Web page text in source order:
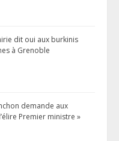
dit oui aux burkinis
à Grenoble
demande aux
Premier ministre »